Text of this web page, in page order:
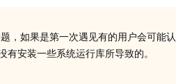
，如果是第一次遇见有的用户会可能
有安装一些系统运行库所导致的。